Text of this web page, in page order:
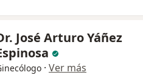
José Arturo Yáñez
· Ver más